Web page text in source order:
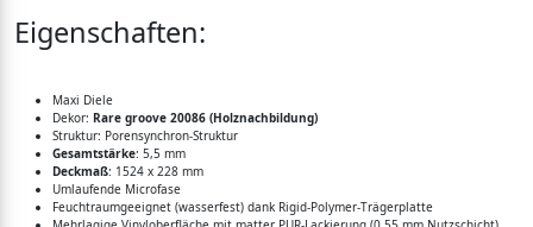
Eigenschaften:
Maxi Diele
Dekor: Rare groove 20086 (Holznachbildung)
Struktur: Porensynchron-Struktur
Gesamtstärke: 5,5 mm
Deckmaß: 1524 x 228 mm
Umlaufende Microfase
Feuchtraumgeeignet (wasserfest) dank Rigid-Polymer-Trägerplatte